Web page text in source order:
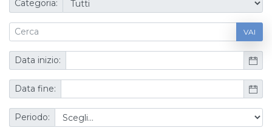
Categoria:
VAI
Data inizio:
Data fine:
Periodo: